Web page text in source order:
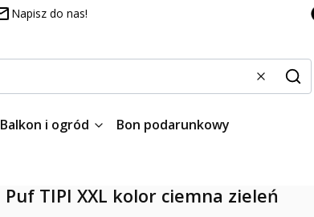
Napisz do nas!
WyczyśćSzukaj
Balkon i ogród Bon podarunkowy
Puf TIPI XXL kolor ciemna zieleń